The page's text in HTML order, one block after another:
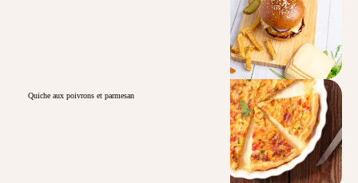
Quiche aux poivrons et parmesan